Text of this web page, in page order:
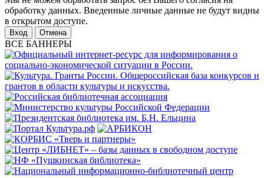
обработку данных. Введенные личные данные не будут видны
в открытом доступе.
Отмена
ВСЕ БАННЕРЫ